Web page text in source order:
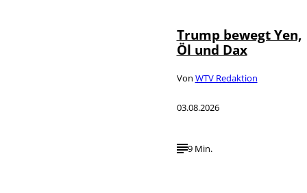
Trump bewegt Yen,
Öl und Dax
Von WTV Redaktion
03.08.2026
9 Min.